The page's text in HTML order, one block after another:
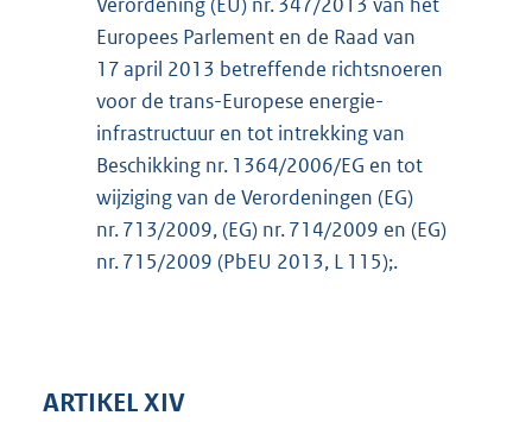
Europees Parlement en de Raad van
17 april 2013 betreffende richtsnoeren
voor de trans-Europese energie-
infrastructuur en tot intrekking van
Beschikking nr. 1364/2006/EG en tot
wijziging van de Verordeningen (EG)
nr. 713/2009, (EG) nr. 714/2009 en (EG)
nr. 715/2009 (PbEU 2013, L 115);.
ARTIKEL XIV